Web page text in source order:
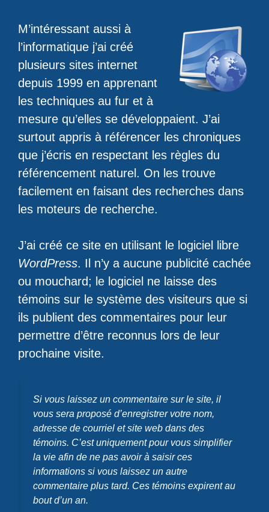
M’intéressant aussi à
l’informatique j’ai créé
plusieurs sites internet
depuis 1999 en apprenant
les techniques au fur et à
mesure qu’elles se développaient. J’ai
surtout appris à référencer les chroniques
que j’écris en respectant les règles du
référencement naturel. On les trouve
facilement en faisant des recherches dans
les moteurs de recherche.
J’ai créé ce site en utilisant le logiciel libre
WordPress. Il n’y a aucune publicité cachée
ou mouchard; le logiciel ne laisse des
témoins sur le système des visiteurs que si
ils publient des commentaires pour leur
permettre d’être reconnus lors de leur
prochaine visite.
Si vous laissez un commentaire sur le site, il
vous sera proposé d’enregistrer votre nom,
adresse de courriel et site web dans des
témoins. C’est uniquement pour vous simplifier
la vie afin de ne pas avoir à saisir ces
informations si vous laissez un autre
commentaire plus tard. Ces témoins expirent au
bout d’un an.